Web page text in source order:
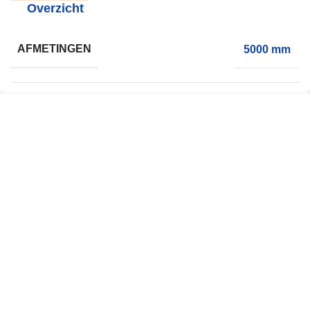
Overzicht
AFMETINGEN 5000 mm